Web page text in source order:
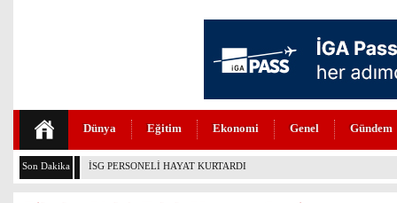
Dünya Eğitim Ekonomi Genel Gündem
Son Dakika PEGASUS’TAN HUKUKTA YAPAY ZEKA DEVRİMİ